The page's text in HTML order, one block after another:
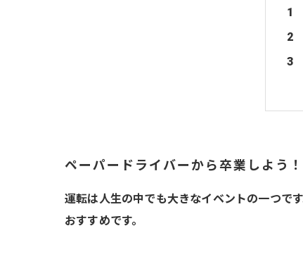
ペーパードライバーから卒業しよう
運転は人生の中でも大きなイベントの一つで
おすすめです。